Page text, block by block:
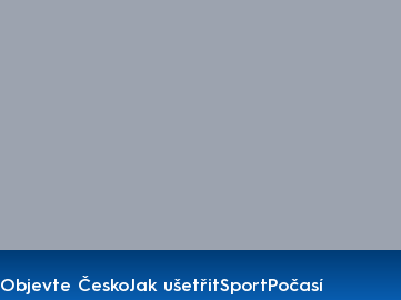
Objevte ČeskoJak ušetřitSportPočasí